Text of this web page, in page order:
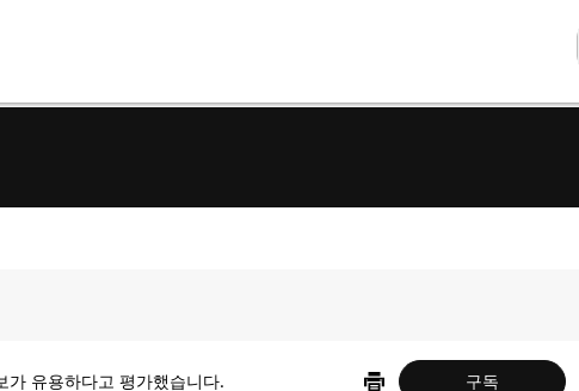
가 유용하다고 평가했습니다. 구독